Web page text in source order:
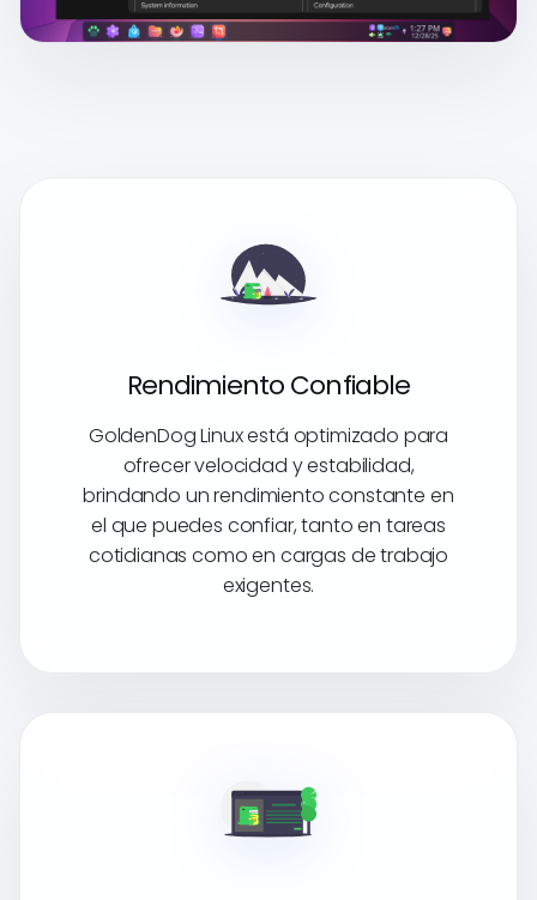
Rendimiento Confiable
GoldenDog Linux está optimizado para
ofrecer velocidad y estabilidad,
brindando un rendimiento constante en
el que puedes confiar, tanto en tareas
cotidianas como en cargas de trabajo
exigentes.